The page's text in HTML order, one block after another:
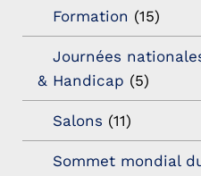
Formation (15)
Journées
& Handicap (5)
Salons (11)
Sommet mondial